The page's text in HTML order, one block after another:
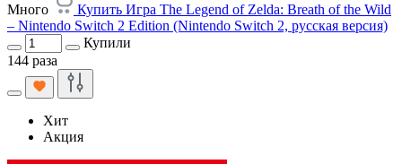
Много
Купить Игра The Legend of Zelda: Breath of the Wild
– Nintendo Switch 2 Edition (Nintendo Switch 2, русская версия)
Купили
144 раза
Хит
Акция